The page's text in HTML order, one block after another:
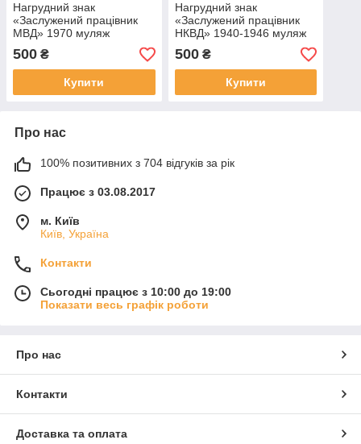
Нагрудний знак
«Заслужений працівник
МВД» 1970 муляж
500 ₴
Купити
Нагрудний знак
«Заслужений працівник
НКВД» 1940-1946 муляж
500₴
Купити
Про нас
100% позитивних з 704 відгуків за рік
Працює з 03.08.2017
м. Київ
Київ, Україна
Контакти
Сьогодні працює з 10:00 до 19:00
Показати весь графік роботи
Про нас
Контакти
Доставка та оплата